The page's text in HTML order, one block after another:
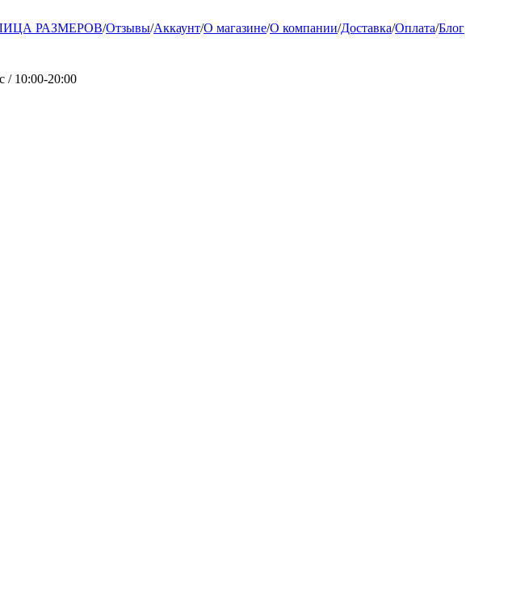
РАЗМЕРОВ/Отзывы/Аккаунт/О магазине/О компании/Доставка/Оплата/Блог
/ 10:00-20:00